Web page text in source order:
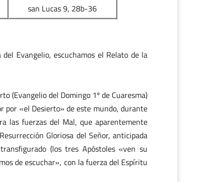
san Lucas 9, 28b-36
Evangelio, escuchamos el Relato de la
(Evangelio del Domingo 1º de Cuaresma)
por «el Desierto» de este mundo, durante
las fuerzas del Mal, que aparentemente
Gloriosa del Señor, anticipada
(los tres Apóstoles «ven su
de escuchar», con la fuerza del Espíritu